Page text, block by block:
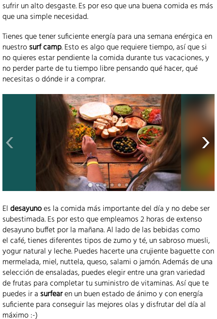
sufrir un alto desgaste. Es por eso que una buena comida es más
que una simple necesidad.
Tienes que tener suficiente energía para una semana enérgica en
nuestrosurf camp. Esto es algo que requiere tiempo, así que si
no quieres estar pendiente la comida durante tus vacaciones, y
no perder parte de tu tiempo libre pensando qué hacer, qué
necesitas o dónde ir a comprar.
Eldesayunoes la comida más importante del día y no debe ser
subestimada. Es por esto que empleamos 2 horas de extenso
desayuno buffet por la mañana. Al lado de las bebidas como
el café, tienes diferentes tipos de zumo y té, un sabroso muesli,
yogur natural y leche. Puedes hacerte una crujiente baguette con
mermelada, miel, nuttela, queso, salami o jamón. Además de una
selección de ensaladas, puedes elegir entre una gran variedad
de frutas para completar tu suministro de vitaminas. Así que te
puedes ir a surfearen un buen estado de ánimo y con energía
suficiente para conseguir las mejores olas y disfrutar del día al
máximo :-)